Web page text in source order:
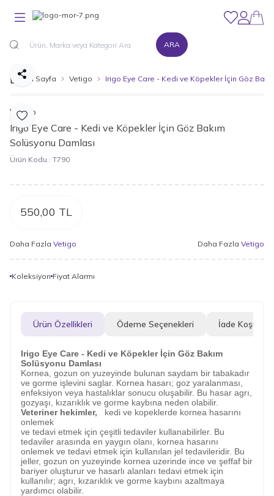
ARA
Hesabım
Favorilerim
Ana Sayfa Vetigo Irigo Eye Care - Kedi ve Köpekler İçin Göz
Favoriye Ekle
Paylaş
Vetigo
Irigo Eye Care - Kedi ve Köpekler İçin Göz Bakım
Solüsyonu Damlası
Ürün Kodu : T790
550,00 TL
Daha Fazla Vetigo Daha Fazla Vetigo
Koleksiyon Fiyat Alarmı
Ürün Özellikleri Ödeme Seçenekleri İade Koşulları
Irigo Eye Care - Kedi ve Köpekler İçin Göz Bakım
Solüsyonu Damlası
Kornea, gozun on yuzeyinde bulunan saydam bir tabakadır
ve gorme işlevini saglar. Kornea hasarı; goz yaralanması,
enfeksiyon veya hastalıklar sonucu oluşabilir. Bu hasar agrı,
gozyaşı, kızarıklık ve gorme kaybına neden olabilir.
Veteriner hekimler,
kedi ve kopeklerde kornea hasarını
onlemek
ve tedavi etmek için çeşitli tedaviler kullanabilirler. Bu
tedaviler arasında en yaygın olanı, kornea hasarını
onlemek ve tedavi etmek için kullanılan jel tedavileridir. Bu
jeller, gozun on yuzeyinde kornea uzerinde ince ve şeffaf bir
bariyer oluşturur ve hasarlı alanları tedavi etmek için
kullanılır; agrı, kızarıklık ve gorme kaybını azaltmaya
yardımcı olabilir.